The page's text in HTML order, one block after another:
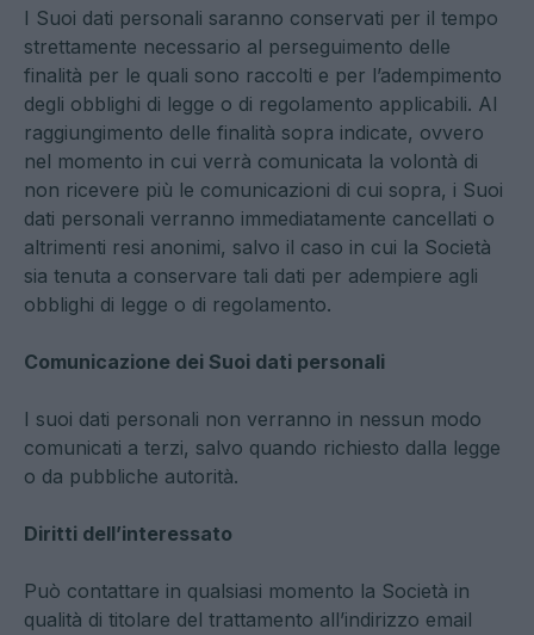
I Suoi dati personali saranno conservati per il tempo
strettamente necessario al perseguimento delle
finalità per le quali sono raccolti e per l’adempimento
degli obblighi di legge o di regolamento applicabili. Al
raggiungimento delle finalità sopra indicate, ovvero
nel momento in cui verrà comunicata la volontà di
non ricevere più le comunicazioni di cui sopra, i Suoi
dati personali verranno immediatamente cancellati o
altrimenti resi anonimi, salvo il caso in cui la Società
sia tenuta a conservare tali dati per adempiere agli
obblighi di legge o di regolamento.
Comunicazione dei Suoi dati personali
I suoi dati personali non verranno in nessun modo
comunicati a terzi, salvo quando richiesto dalla legge
o da pubbliche autorità.
Diritti dell’interessato
Può contattare in qualsiasi momento la Società in
qualità di titolare del trattamento all’indirizzo email